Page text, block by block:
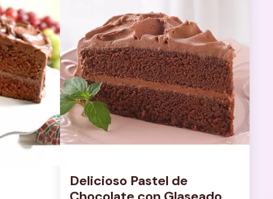
Delicioso Pastel de